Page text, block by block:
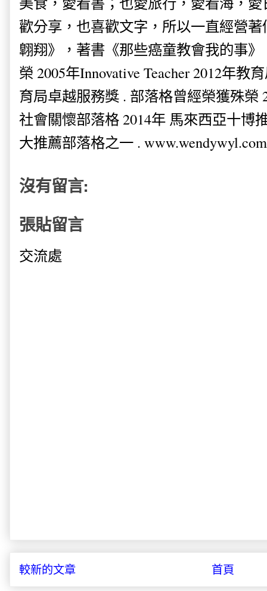
歡分享，也喜歡文字，所以一直經營
翺翔》，著書《那些癌童教會我的事
榮 2005年Innovative Teacher 2012年教
育局卓越服務獎 . 部落格曾經榮獲殊榮
社會關懷部落格 2014年 馬來西亞十博
大推薦部落格之一 . www.wendywyl.com
沒有留言:
張貼留言
交流處
較新的文章 首頁